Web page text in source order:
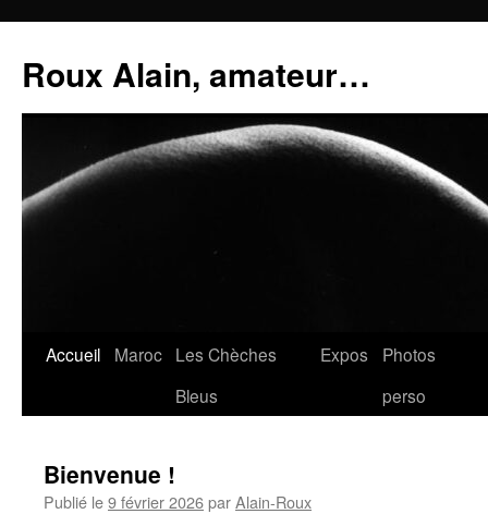
contenu
Roux Alain, amateur…
Accueil Maroc Les Chèches
Bleus
Expos
Photos
perso
Bienvenue !
Publié le9 février 2026parAlain-Roux